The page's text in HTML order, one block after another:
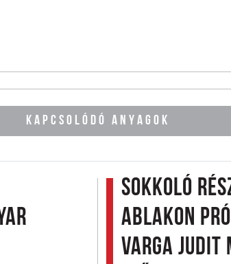
KAPCSOLÓDÓ ANYAGOK
Sokkoló
ablakon
Varga Judit